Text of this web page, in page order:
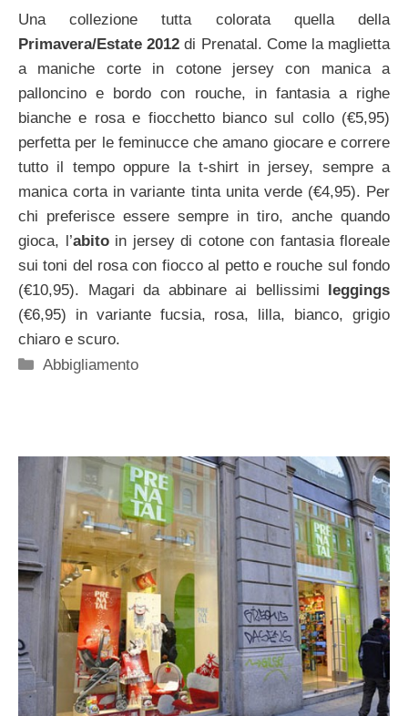
Una collezione tutta colorata quella della
Primavera/Estate 2012 di Prenatal. Come la maglietta
a maniche corte in cotone jersey con manica a
palloncino e bordo con rouche, in fantasia a righe
bianche e rosa e fiocchetto bianco sul collo (€5,95)
perfetta per le feminucce che amano giocare e correre
tutto il tempo oppure la t-shirt in jersey, sempre a
manica corta in variante tinta unita verde (€4,95). Per
chi preferisce essere sempre in tiro, anche quando
gioca, l’abitoin jersey di cotone con fantasia floreale
sui toni del rosa con fiocco al petto e rouche sul fondo
(€10,95). Magari da abbinare ai bellissimi leggings
(€6,95) in variante fucsia, rosa, lilla, bianco, grigio
chiaro e scuro.
Categorie
Abbigliamento